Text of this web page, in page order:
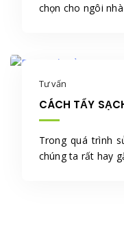
chọn cho ngôi
Tư vấn
CÁCH TẨY
Trong quá trình
chúng ta rất hay